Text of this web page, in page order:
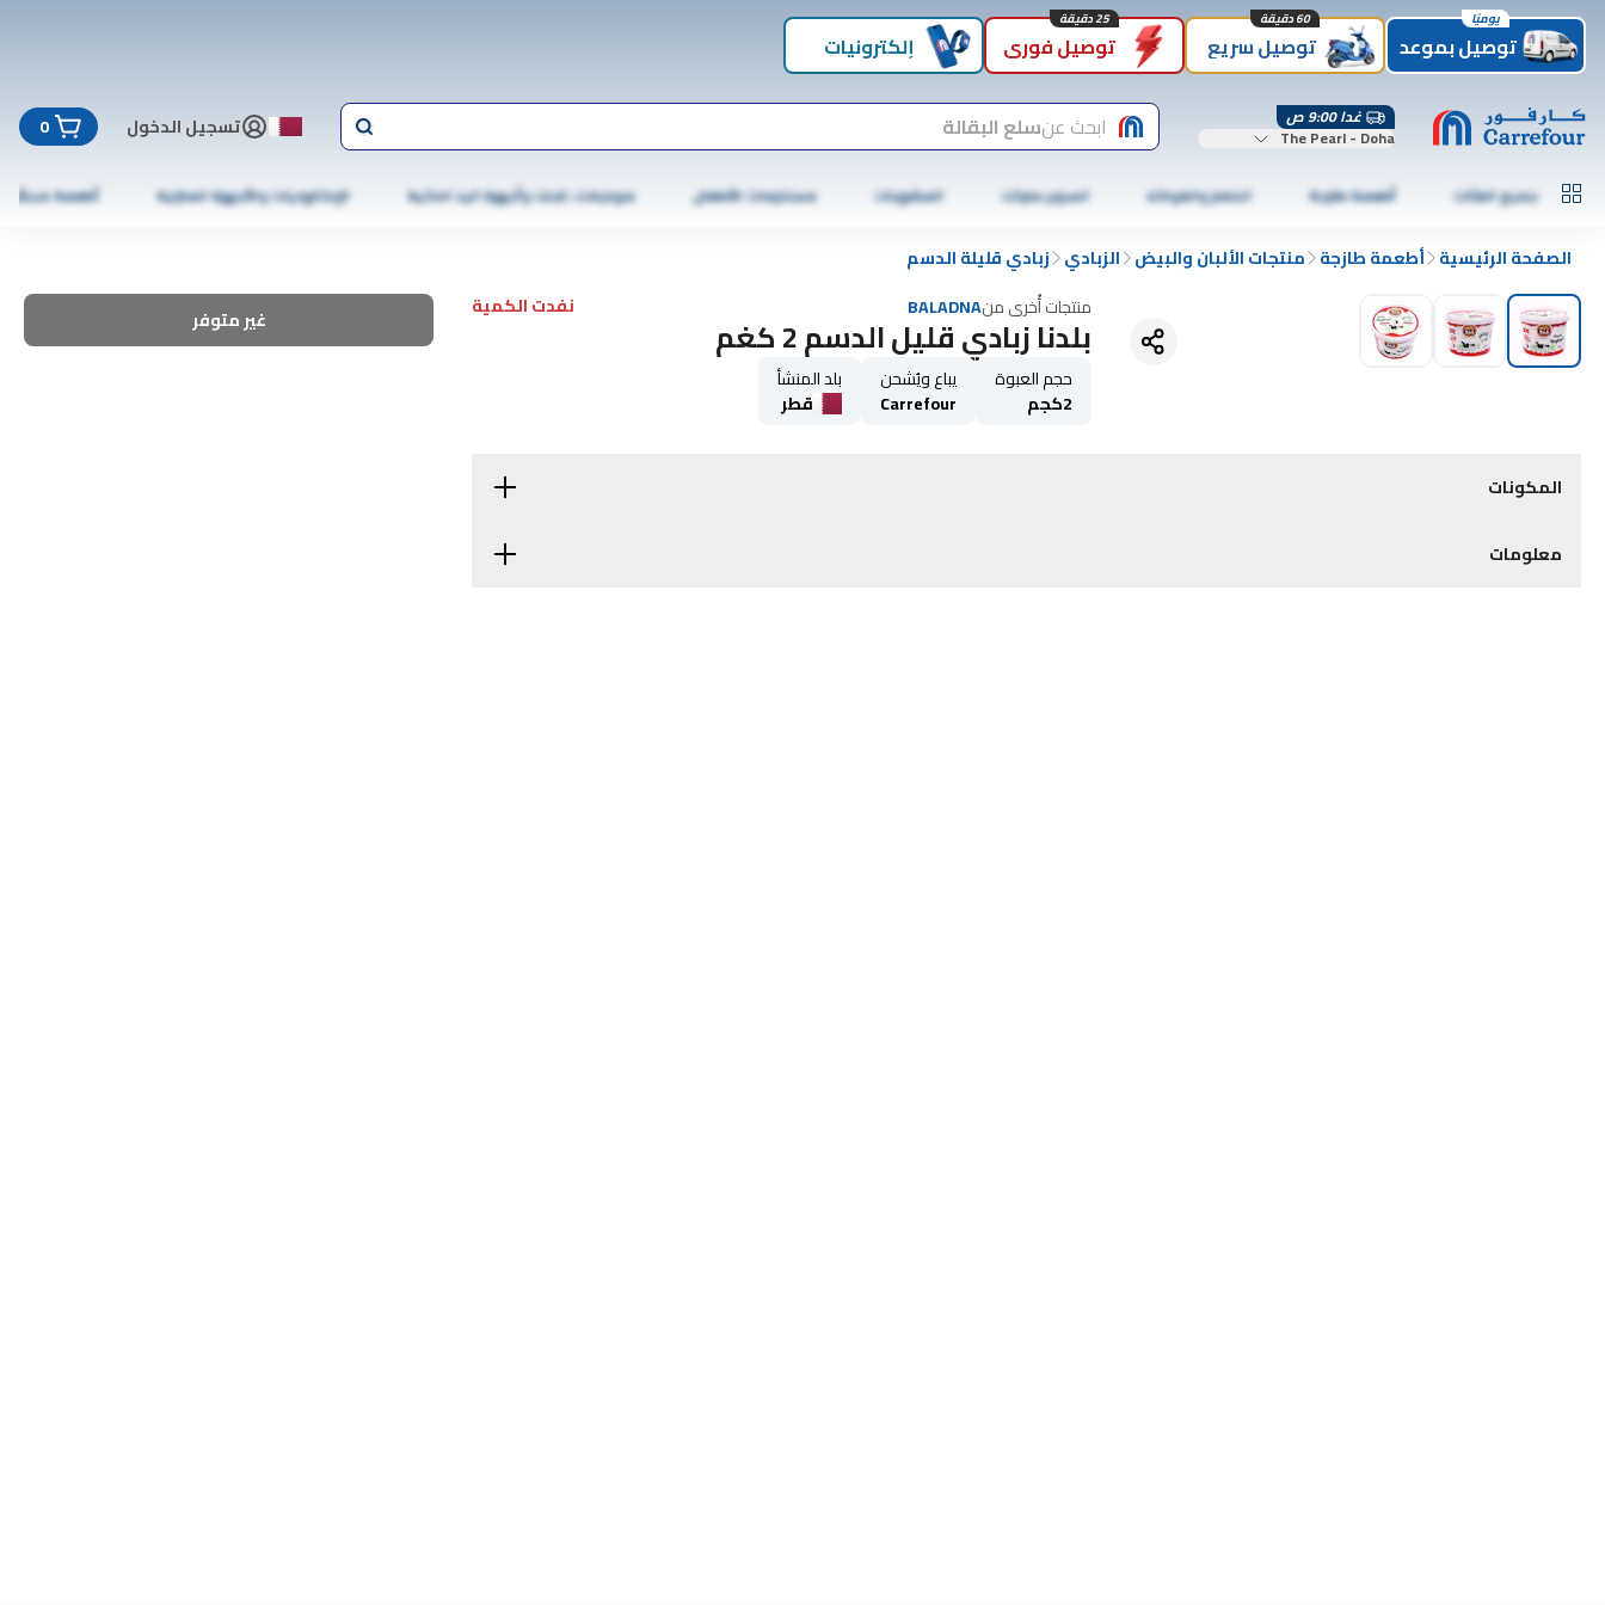
توصيل بموعد
يوميًا
توصيل سريع
60 دقيقة
توصيل فوري
25 دقيقة
إلكترونيات
غدا 9:00 ص
The Pearl - Doha ابحث عنسلع البقالة تسجيل الدخول 0
جميع الفئات أطعمة طازجة الخضار والفواكه السوبر ماركت المشروبات مستلزمات الأطفال موبايلات، تابلت وأجهزة اليد الذكية الإلكترونيات والأجهزة المنزلية أطعمة مجمّدة
الصفحة الرئيسية أطعمة طازجة منتجات الألبان والبيض الزبادي زبادي قليلة الدسم
منتجات أُخرى منBALADNA نفدت الكمية
بلدنا زبادي قليل الدسم 2 كغم
حجم العبوة
2كجم
يباع ويُشحن
Carrefour
بلد المنشأ
قطر
غير متوفر
المكونات
معلومات